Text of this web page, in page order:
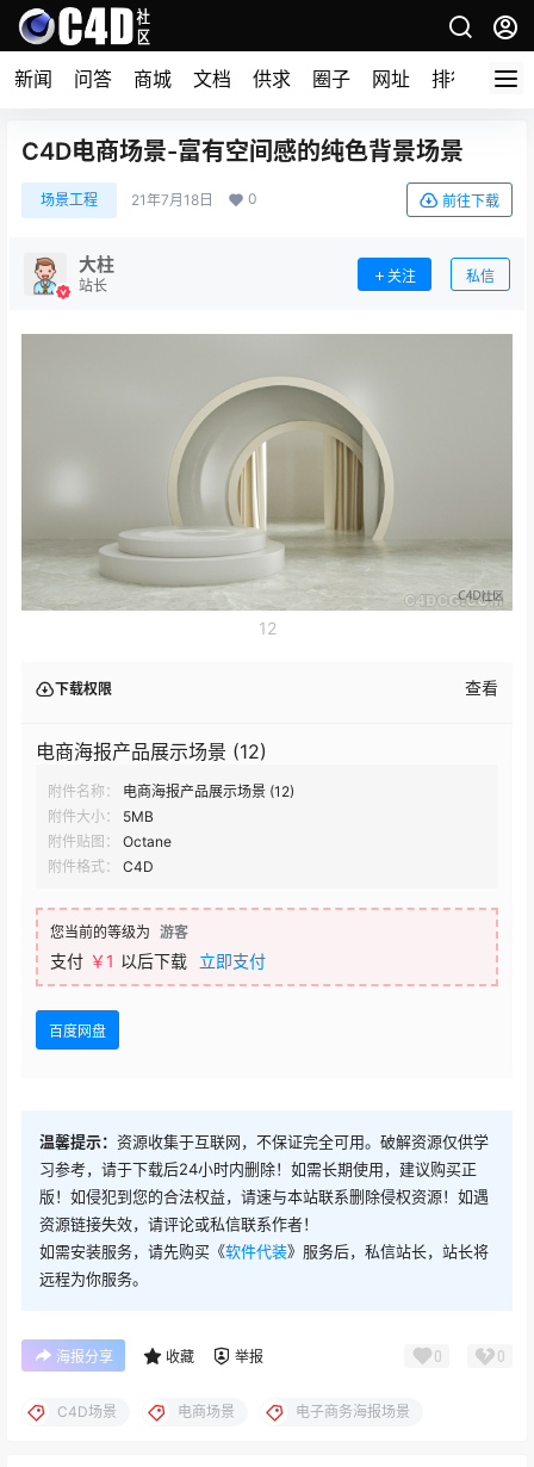
新闻 问答 商城 文档 供求 圈子 网址 排行榜
C4D电商场景-富有空间感的纯色背景场景
场景工程 21年7月18日 0 前往下载
大柱
站长
关注 私信
12
下载权限 查看
电商海报产品展示场景 (12)
附件名称：
电商海报产品展示场景 (12)
附件大小：
5MB
附件贴图：
Octane
附件格式：
C4D
您当前的等级为 游客
支付 ￥1 以后下载 立即支付
百度网盘
温馨提示： 资源收集于互联网，不保证完全可用。破解资源仅供学
习参考，请于下载后24小时内删除！如需长期使用，建议购买正
版！如侵犯到您的合法权益，请速与本站联系删除侵权资源！如遇
资源链接失效，请评论或私信联系作者！
如需安装服务，请先购买《软件代装》服务后，私信站长，站长将
远程为你服务。
海报分享 收藏 举报 0 0
C4D场景 电商场景 电子商务海报场景